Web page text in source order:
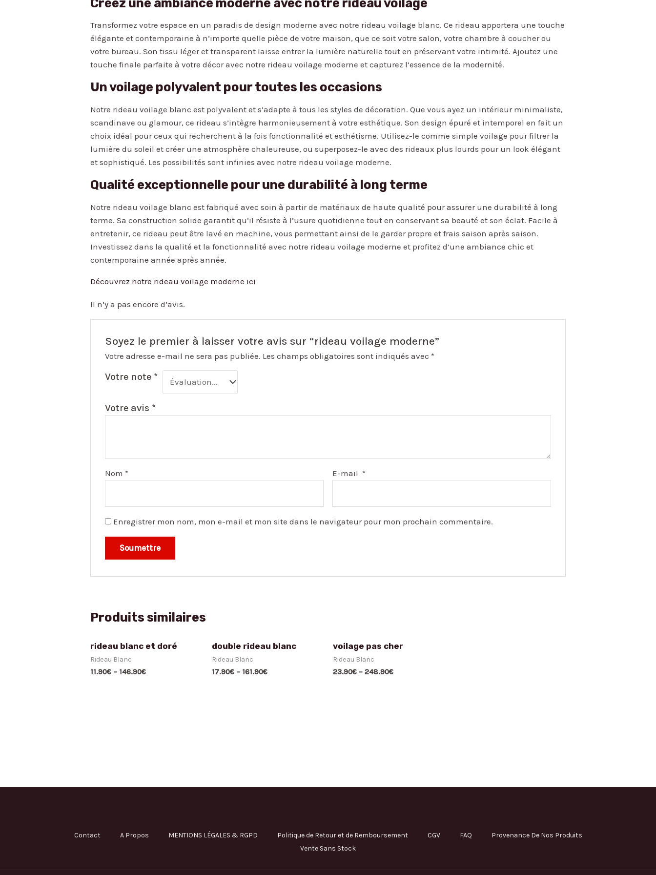
Transformez votre espace en un paradis de design moderne avec notre rideau voilage blanc. Ce rideau apportera une touche
élégante et contemporaine à n’importe quelle pièce de votre maison, que ce soit votre salon, votre chambre à coucher ou
votre bureau. Son tissu léger et transparent laisse entrer la lumière naturelle tout en préservant votre intimité. Ajoutez une
touche finale parfaite à votre décor avec notre rideau voilage moderne et capturez l’essence de la modernité.
Un voilage polyvalent pour toutes les occasions
Notre rideau voilage blanc est polyvalent et s’adapte à tous les styles de décoration. Que vous ayez un intérieur minimaliste,
scandinave ou glamour, ce rideau s’intègre harmonieusement à votre esthétique. Son design épuré et intemporel en fait un
choix idéal pour ceux qui recherchent à la fois fonctionnalité et esthétisme. Utilisez-le comme simple voilage pour filtrer la
lumière du soleil et créer une atmosphère chaleureuse, ou superposez-le avec des rideaux plus lourds pour un look élégant
et sophistiqué. Les possibilités sont infinies avec notre rideau voilage moderne.
Qualité exceptionnelle pour une durabilité à long terme
Notre rideau voilage blanc est fabriqué avec soin à partir de matériaux de haute qualité pour assurer une durabilité à long
terme. Sa construction solide garantit qu’il résiste à l’usure quotidienne tout en conservant sa beauté et son éclat. Facile à
entretenir, ce rideau peut être lavé en machine, vous permettant ainsi de le garder propre et frais saison après saison.
Investissez dans la qualité et la fonctionnalité avec notre rideau voilage moderne et profitez d’une ambiance chic et
contemporaine année après année.
Découvrez notre rideau voilage moderne ici
Il n’y a pas encore d’avis.
Soyez le premier à laisser votre avis sur “rideau voilage moderne”
Votre adresse e-mail ne sera pas publiée. Les champs obligatoires sont indiqués avec *
Votre note *
Votre avis *
Nom * E-mail*
Enregistrer mon nom, mon e-mail et mon site dans le navigateur pour mon prochain commentaire.
Produits similaires
rideau blanc et doré
Rideau Blanc
11.90€ – 146.90€
double rideau blanc
Rideau Blanc
17.90€– 161.90€
voilage pas cher
Rideau Blanc
23.90€ – 248.90€
Contact A Propos MENTIONS LÉGALES & RGPD Politique de Retour et de Remboursement CGV FAQ
Provenance De Nos Produits
Vente Sans Stock